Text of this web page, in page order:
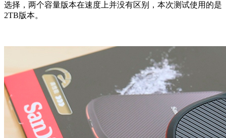
选择，两个容量版本在速度上并没有区别，本次测试使用的是
2TB版本。